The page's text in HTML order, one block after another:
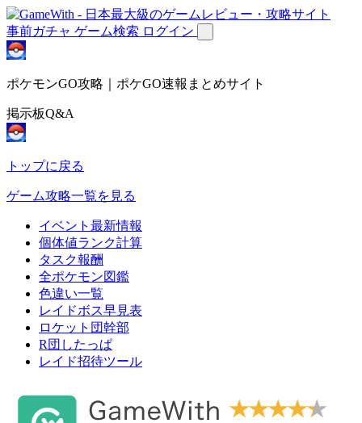
事前ガチャ ゲーム検索 ログイン
ポケモンGO攻略｜ポケGO速報まとめサイト
掲示板Q&A
トップに戻る
ゲーム攻略一覧を見る
イベント最新情報
個体値ランク計算
タスク報酬
全ポケモン図鑑
色違い一覧
レイドボス早見表
ロケット団幹部
R団したっぱ
レイド招待ツール